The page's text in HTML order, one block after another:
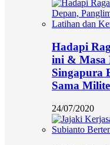
Hadapi
ini & Masa
Singapura
Sama
24/07/2020